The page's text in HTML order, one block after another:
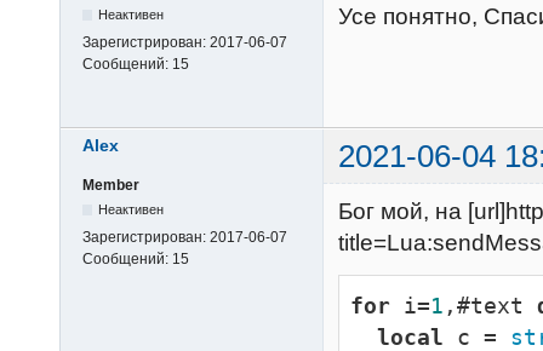
Неактивен
Зарегистрирован: 2017-06-07
Сообщений: 15
Усе понятно,
Alex 2021-06-04
Member
Неактивен
Зарегистрирован: 2017-06-07
Сообщений: 15
Бог мой, на
for i=1 ,#text
local c =